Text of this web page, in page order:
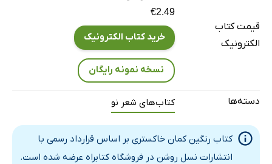
قیمت کتاب
الکترونیک
€2.49
خرید کتاب الکترونیک
نسخه نمونه رایگان
دسته‌ها کتاب‌های شعر نو
کتاب رنگین کمان خاکستری بر اساس قرارداد رسمی با
انتشارات نسل روشن در فروشگاه کتابراه عرضه شده است.